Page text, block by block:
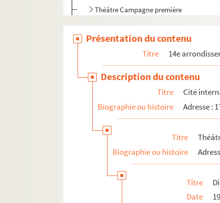
Théâtre Campagne première
Théâtre d'Edgar
Théâtre de la Gaîté-Montparnasse
Théâtre Montparnasse-Théâtre
Théâtre 1931-1932
Théâtre 14 - Jean-Marie Serreau
Théâtre de la Porte de Gentilly
Théâtre Rive gauche
Théâtre 3 sur 4
15e arrondissement
Présentation du contenu
Titre 14e
Description du contenu
Titre
Cité
Biographie ou histoire
Adresse :
Titre
Biographie ou histoire
Titre
Date